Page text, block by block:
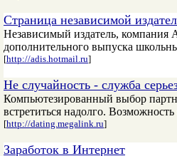
Страница независимой
Независимый издатель, компания
дополнительного выпуска
[http://adis.hotmail.ru]
Не случайность - служба
Компьютезированный выбор
встретиться надолго.
[http://dating.megalink.ru]
Заработок в Интернет